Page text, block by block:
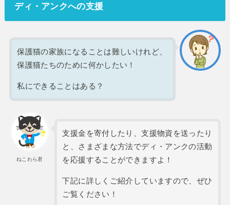
ディ・アンクへの支援
保護猫の家族になることは難しいけれど、
保護猫たちのために何かしたい！
私にできることはある？
ねこわら君
支援金を寄付したり、支援物資を送ったり
と、さまざまな方法でディ・アンクの活動
を応援することができますよ！
下記に詳しくご紹介していますので、ぜひ
ご覧ください！